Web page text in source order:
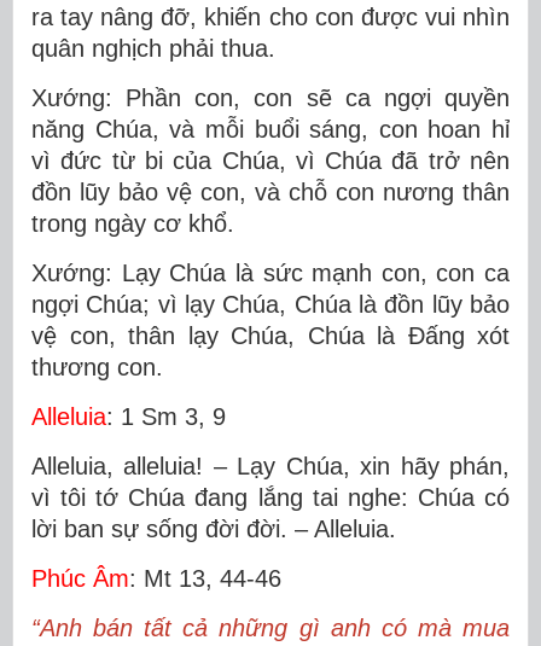
ra tay nâng đỡ, khiến cho con được vui nhìn
quân nghịch phải thua.
Xướng: Phần con, con sẽ ca ngợi quyền
năng Chúa, và mỗi buổi sáng, con hoan hỉ
vì đức từ bi của Chúa, vì Chúa đã trở nên
đồn lũy bảo vệ con, và chỗ con nương thân
trong ngày cơ khổ.
Xướng: Lạy Chúa là sức mạnh con, con ca
ngợi Chúa; vì lạy Chúa, Chúa là đồn lũy bảo
vệ con, thân lạy Chúa, Chúa là Ðấng xót
thương con.
Alleluia: 1 Sm 3, 9
Alleluia, alleluia! – Lạy Chúa, xin hãy phán,
vì tôi tớ Chúa đang lắng tai nghe: Chúa có
lời ban sự sống đời đời. – Alleluia.
Phúc Âm: Mt 13, 44-46
“Anh bán tất cả những gì anh có mà mua